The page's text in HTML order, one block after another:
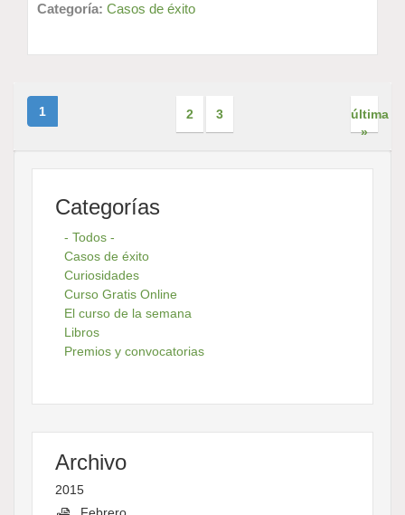
Categoría: Casos de éxito
1 2 3
última
»
Categorías
- Todos -
Casos de éxito
Curiosidades
Curso Gratis Online
El curso de la semana
Libros
Premios y convocatorias
Archivo
2015
Febrero